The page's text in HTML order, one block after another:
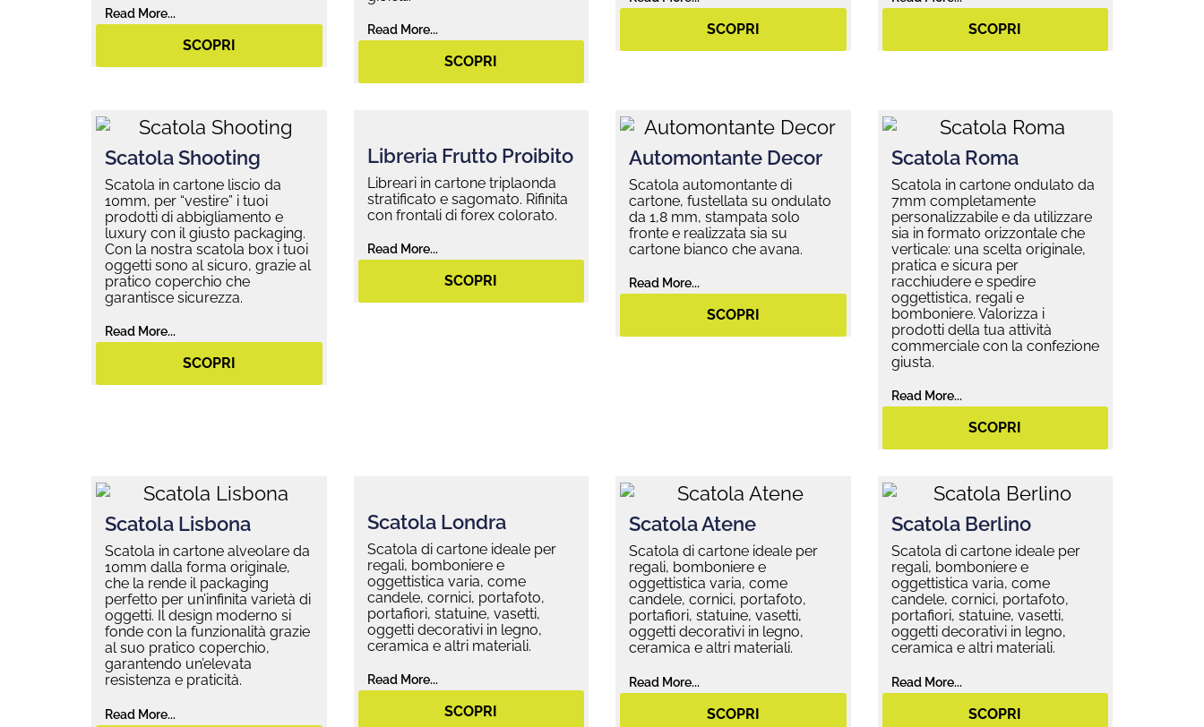
Read More...
SCOPRI
Read More...
SCOPRI
SCOPRI SCOPRI
Scatola Shooting
Scatola in cartone liscio da
10mm, per “vestire” i tuoi
prodotti di abbigliamento e
luxury con il giusto packaging.
Con la nostra scatola box i tuoi
oggetti sono al sicuro, grazie al
pratico coperchio che
garantisce sicurezza.
Read More...
SCOPRI
Libreria Frutto Proibito
Libreari in cartone triplaonda
stratificato e sagomato. Rifinita
con frontali di forex colorato.
Read More...
SCOPRI
Automontante Decor
Scatola automontante di
cartone, fustellata su ondulato
da 1,8 mm, stampata solo
fronte e realizzata sia su
cartone bianco che avana.
Read More...
SCOPRI
Scatola Roma
Scatola in cartone ondulato da
7mm completamente
personalizzabile e da utilizzare
sia in formato orizzontale che
verticale: una scelta originale,
pratica e sicura per
racchiudere e spedire
oggettistica, regali e
bomboniere. Valorizza i
prodotti della tua attività
commerciale con la confezione
giusta.
Read More...
SCOPRI
Scatola Lisbona
Scatola in cartone alveolare da
10mm dalla forma originale,
che la rende il packaging
perfetto per un’infinita varietà di
oggetti. Il design moderno si
fonde con la funzionalità grazie
al suo pratico coperchio,
garantendo un’elevata
resistenza e praticità.
Read More...
Scatola Londra
Scatola di cartone ideale per
regali, bomboniere e
oggettistica varia, come
candele, cornici, portafoto,
portafiori, statuine, vasetti,
oggetti decorativi in legno,
ceramica e altri materiali.
Read More...
SCOPRI
Scatola Atene
Scatola di cartone ideale per
regali, bomboniere e
oggettistica varia, come
candele, cornici, portafoto,
portafiori, statuine, vasetti,
oggetti decorativi in legno,
ceramica e altri materiali.
Read More...
SCOPRI
Scatola Berlino
Scatola di cartone ideale per
regali, bomboniere e
oggettistica varia, come
candele, cornici, portafoto,
portafiori, statuine, vasetti,
oggetti decorativi in legno,
ceramica e altri materiali.
Read More...
SCOPRI